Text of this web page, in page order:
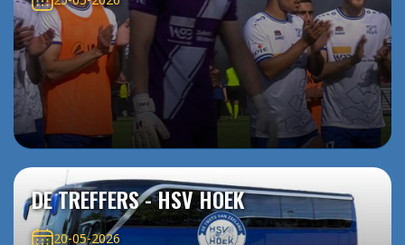
DE TREFFERS - HSV HOEK
20-05-2026